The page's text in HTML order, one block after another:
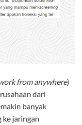
from anywhere)
dari
banyak
ke jaringan